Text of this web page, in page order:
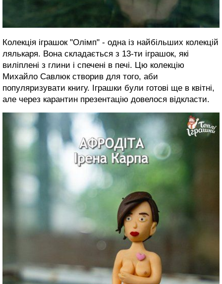
Колекція іграшок "Олімп" - одна із найбільших колекцій
лялькаря. Вона складається з 13-ти іграшок, які
виліплені з глини і спечені в печі. Цю колекцію
Михайло Савлюк створив для того, аби
популяризувати книгу. Іграшки були готові ще в квітні,
але через карантин презентацію довелося відкласти.